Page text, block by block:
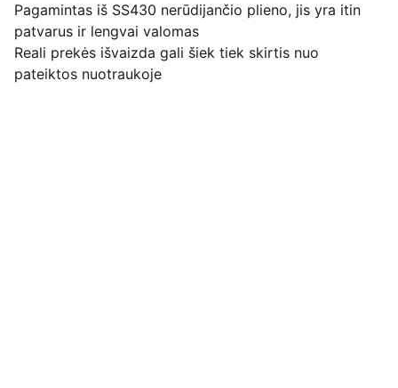
Pagamintas iš SS430 nerūdijančio plieno, jis yra itin
patvarus ir lengvai valomas
Reali prekės išvaizda gali šiek tiek skirtis nuo
pateiktos nuotraukoje